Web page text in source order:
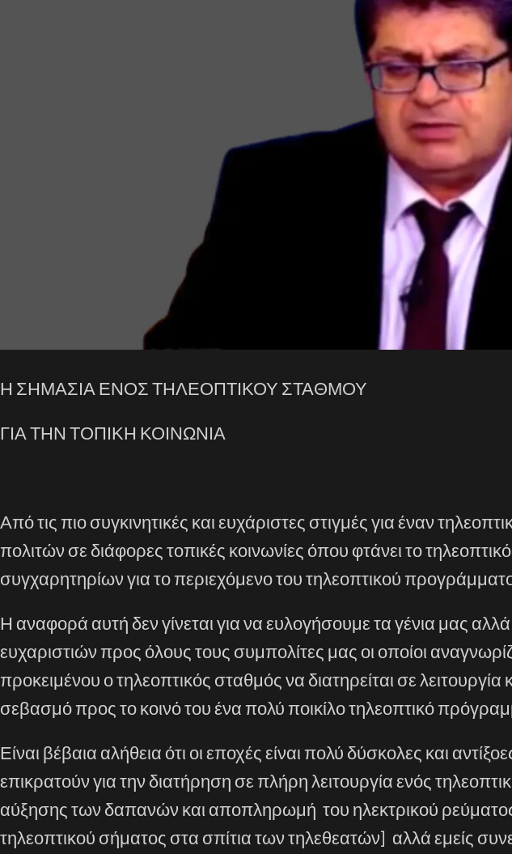
Η ΣΗΜΑΣΙΑ ΕΝΟΣ ΤΗΛΕΟΠΤΙΚΟΥ ΣΤΑΘΜΟΥ
ΓΙΑ ΤΗΝ ΤΟΠΙΚΗ ΚΟΙΝΩΝΙΑ
Από τις πιο συγκινητικές και ευχάριστες στιγμές για έναν
πολιτών σε διάφορες τοπικές κοινωνίες όπου φτάνει το
συγχαρητηρίων για το περιεχόμενο του τηλεοπτικού
Η αναφορά αυτή δεν γίνεται για να ευλογήσουμε τα γένια μας
ευχαριστιών προς όλους τους συμπολίτες μας οι οποίοι
προκειμένου ο τηλεοπτικός σταθμός να διατηρείται σε
σεβασμό προς το κοινό του ένα πολύ ποικίλο τηλεοπτικό
Είναι βέβαια αλήθεια ότι οι εποχές είναι πολύ δύσκολες και
επικρατούν για την διατήρηση σε πλήρη λειτουργία ενός
αύξησης των δαπανών και αποπληρωμή του ηλεκτρικού
τηλεοπτικού σήματος στα σπίτια των τηλεθεατών] αλλά εμείς